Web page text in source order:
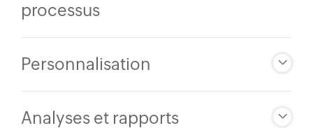
processus
Personnalisation
Analyses et rapports